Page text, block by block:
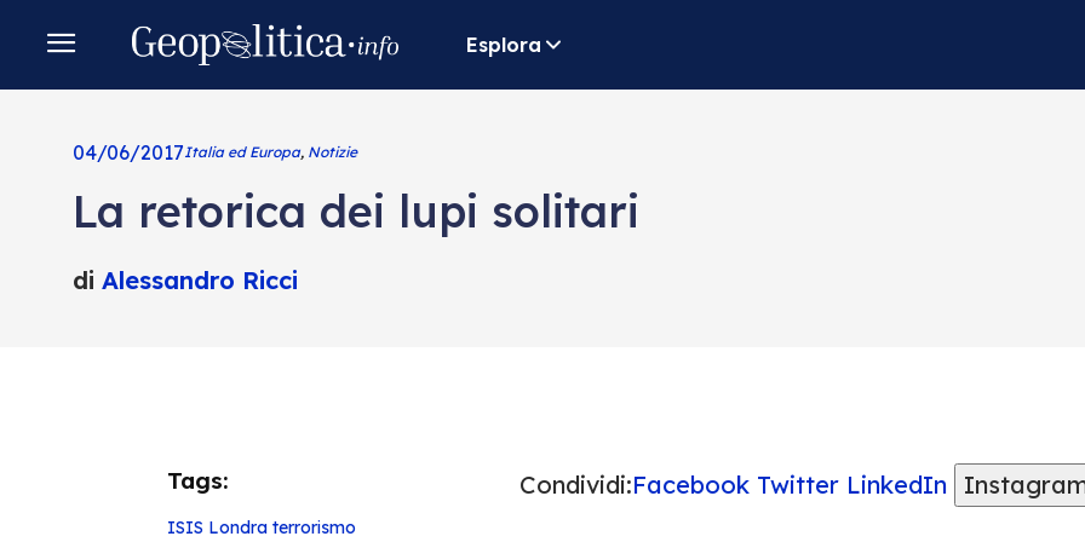
Esplora
04/06/2017Italia ed Europa, Notizie
La retorica dei lupi solitari
di Alessandro Ricci
Tags:
ISIS Londra terrorismo
Condividi:Facebook Twitter LinkedIn